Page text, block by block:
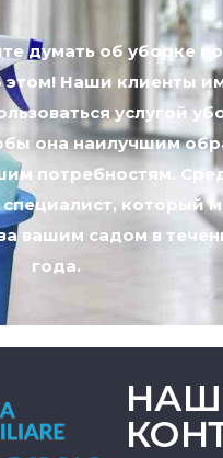
думать об уборке
этом! Наши клиенты
услугой
она наилучшим
потребностям.
специалист, который
вашим садом в
года.